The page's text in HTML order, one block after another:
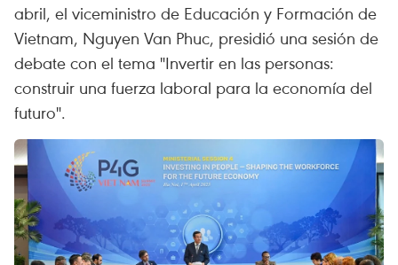
abril, el viceministro de Educación y Formación de
Vietnam, Nguyen Van Phuc, presidió una sesión de
debate con el tema "Invertir en las personas:
construir una fuerza laboral para la economía del
futuro".